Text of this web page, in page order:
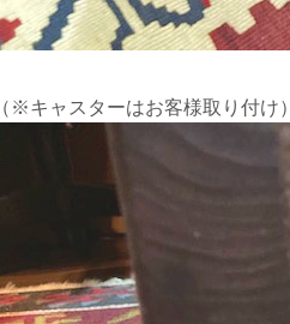
（※キャスターはお客様取り付け）